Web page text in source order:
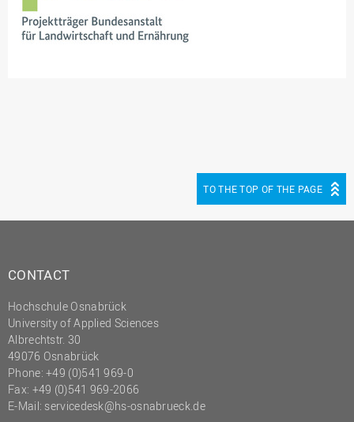
TO THE TOP OF THE PAGE
CONTACT
Hochschule Osnabrück
University of Applied Sciences
Albrechtstr. 30
49076 Osnabrück
Phone: +49 (0)541 969-0
Fax: +49 (0)541 969-2066
E-Mail: servicedesk@hs-osnabrueck.de